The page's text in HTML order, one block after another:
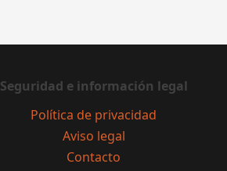
Seguridad e información legal
Política de privacidad
Aviso legal
Contacto